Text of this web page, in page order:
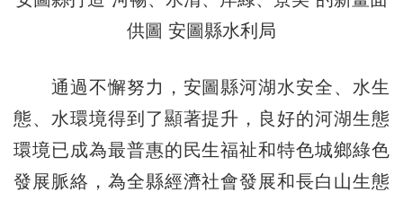
供圖 安圖縣水利局
通過不懈努力，安圖縣河湖水安全、水生
態、水環境得到了顯著提升，良好的河湖生態
環境已成為最普惠的民生福祉和特色城鄉綠色
發展脈絡，為全縣經濟社會發展和長白山生態